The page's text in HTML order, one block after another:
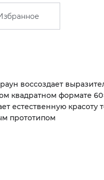
воссоздает
квадратном формате
естественную красоту
прототипом